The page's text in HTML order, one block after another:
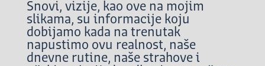
Snovi, vizije, kao ove na mojim
slikama, su informacije koju
dobijamo kada na trenutak
napustimo ovu realnost, naše
dnevne rutine, naše strahove i